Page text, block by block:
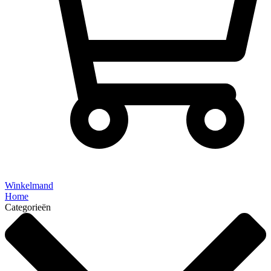
Winkelmand
Home
Categorieën